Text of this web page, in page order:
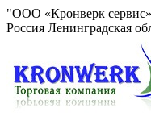
"ООО «Кронверк
Россия Ленинградская